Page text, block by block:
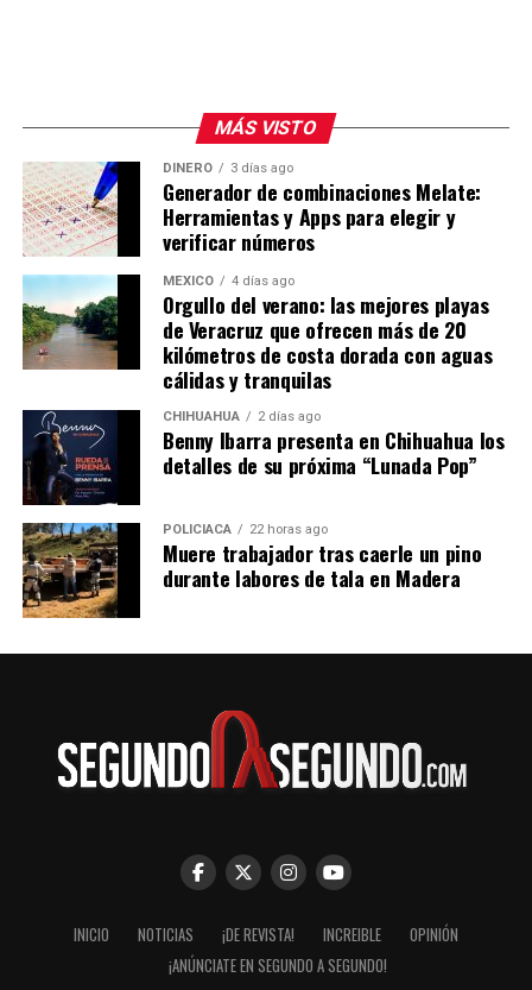
MÁS VISTO
DINERO 3 días ago
Generador de combinaciones Melate:
Herramientas y Apps para elegir y
verificar números
MÉXICO 4 días ago
Orgullo del verano: las mejores playas
de Veracruz que ofrecen más de 20
kilómetros de costa dorada con aguas
cálidas y tranquilas
CHIHUAHUA 2 días ago
Benny Ibarra presenta en Chihuahua los
detalles de su próxima “Lunada Pop”
POLICIACA 22 horas ago
Muere trabajador tras caerle un pino
durante labores de tala en Madera
INICIO NOTICIAS ¡DE REVISTA! INCREIBLE
OPINIÓN
¡ANÚNCIATE EN SEGUNDO A SEGUNDO!